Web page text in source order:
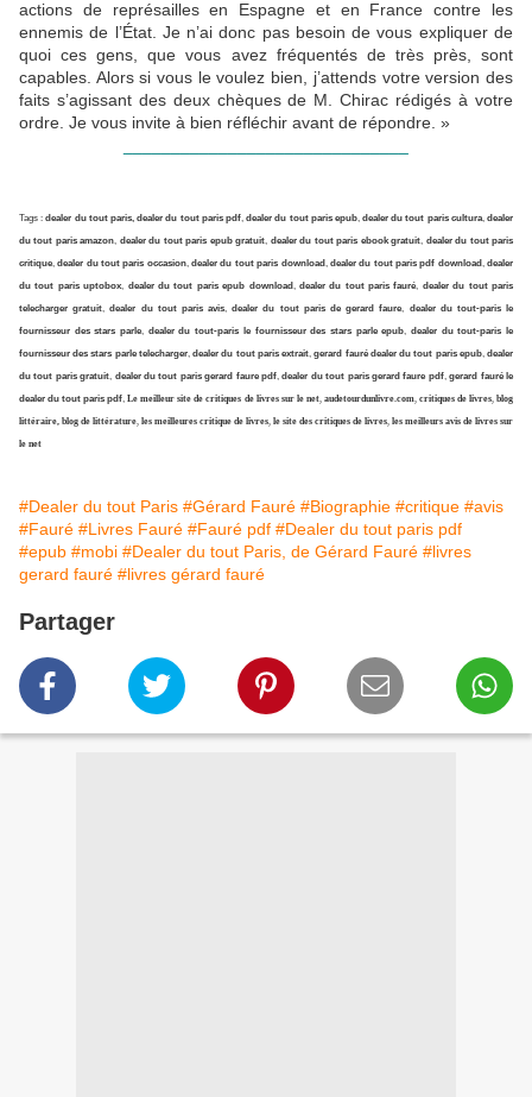
actions de représailles en Espagne et en France contre les
ennemis de l’État. Je n’ai donc pas besoin de vous expliquer de
quoi ces gens, que vous avez fréquentés de très près, sont
capables. Alors si vous le voulez bien, j’attends votre version des
faits s’agissant des deux chèques de M. Chirac rédigés à votre
ordre. Je vous invite à bien réfléchir avant de répondre. »
Tags :dealer du tout paris, dealer du tout paris pdf,dealer du tout paris epub,dealer du tout paris cultura,dealer
du tout paris amazon, dealer du tout paris epub gratuit, dealer du tout paris ebook gratuit, dealer du tout paris
critique,dealer du tout paris occasion,dealer du tout paris download , dealer du tout paris pdf download ,dealer
du tout paris uptobox, dealer du tout paris epub download , dealer du tout paris fauré, dealer du tout paris
telecharger gratuit,dealer du tout paris avis,dealer du tout paris de gerard faure, dealer du tout-paris le
fournisseur des stars parle, dealer du tout-paris le fournisseur des stars parle epub, dealer du tout-paris le
fournisseur des stars parle telecharger,dealer du tout paris extrait,gerard fauré dealer du tout paris epub,dealer
du tout paris gratuit, dealer du tout paris gerard faure pdf,dealer du tout paris gerard faure pdf,gerard fauré le
dealer du tout paris pdf,Le meilleur site de critiques de livres sur le net, audetourdunlivre.com,critiques de livres,blog
littéraire, blog de littérature, les meilleures critique de livres, le site des critiques de livres, les meilleurs avis de livres sur
le net
#Dealer du tout Paris #Gérard Fauré #Biographie #critique #avis
#Fauré #Livres Fauré #Fauré pdf #Dealer du tout paris pdf
#epub #mobi #Dealer du tout Paris, de Gérard Fauré #livres
gerard fauré #livres gérard fauré
Partager